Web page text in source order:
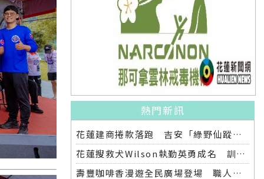
熱門新訊
花蓮建商捲款落跑 吉安「綠野仙蹤」整棟2.6億將法拍
花蓮搜救犬Wilson執勤英勇成名 訓練意外墜落離世 消防局將為其立碑追思
壽豐咖啡香漫遊全民廣場登場 職人市集手作體驗品味慢活氛圍